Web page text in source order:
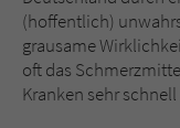
(hoffentlich)
grausame
oft das
Kranken sehr